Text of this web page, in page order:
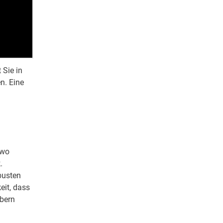
Sie in
Eine
dass